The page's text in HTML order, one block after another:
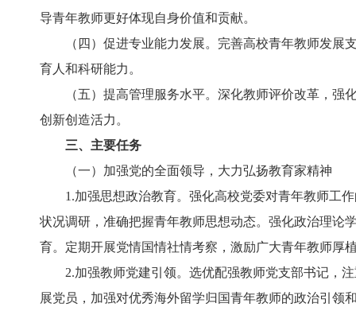
导青年教师更好体现自身价值和贡献。
（四）促进专业能力发展。完善高校青年教师发展支
育人和科研能力。
（五）提高管理服务水平。深化教师评价改革，强化
创新创造活力。
三、主要任务
（一）加强党的全面领导，大力弘扬教育家精神
1.加强思想政治教育。强化高校党委对青年教师工作
状况调研，准确把握青年教师思想动态。强化政治理论
育。定期开展党情国情社情考察，激励广大青年教师厚
2.加强教师党建引领。选优配强教师党支部书记，注
展党员，加强对优秀海外留学归国青年教师的政治引领